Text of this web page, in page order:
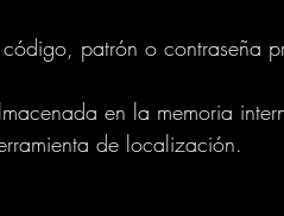
patrón o contraseña
en la memoria
de localización.